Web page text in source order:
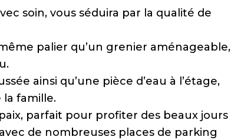
soin, vous séduira par la qualité de
palier qu’un grenier aménageable,
ainsi qu’une pièce d’eau à l’étage,
famille.
parfait pour profiter des beaux jours
de nombreuses places de parking